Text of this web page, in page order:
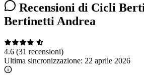
Recensioni di Cicli
Bertinetti Andrea
4.6 (31 recensioni)
Ultima sincronizzazione: 22 aprile 2026